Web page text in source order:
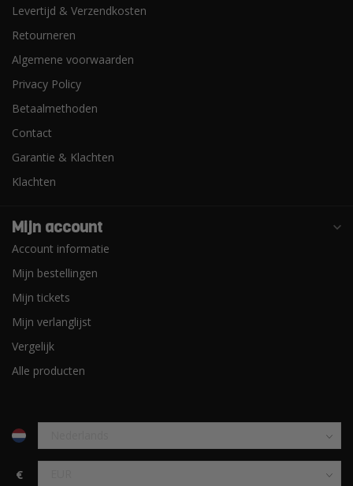
Levertijd & Verzendkosten
Retourneren
Algemene voorwaarden
Privacy Policy
Betaalmethoden
Contact
Garantie & Klachten
Klachten
Mijn account
Account informatie
Mijn bestellingen
Mijn tickets
Mijn verlanglijst
Vergelijk
Alle producten
€